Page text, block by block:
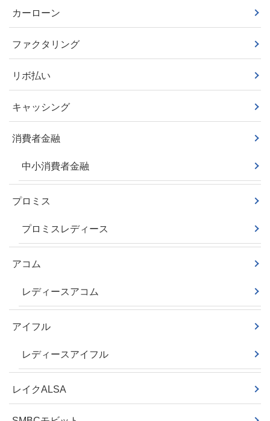
カーローン
ファクタリング
リボ払い
キャッシング
消費者金融
中小消費者金融
プロミス
プロミスレディース
アコム
レディースアコム
アイフル
レディースアイフル
レイクALSA